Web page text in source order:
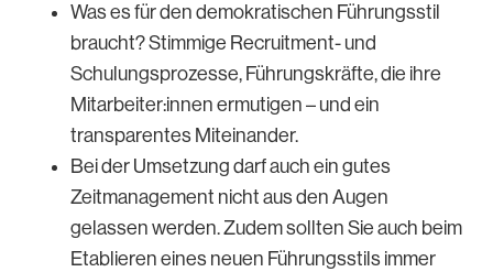
Was es für den demokratischen Führungsstil
braucht? Stimmige Recruitment- und
Schulungsprozesse, Führungskräfte, die ihre
Mitarbeiter:innen ermutigen – und ein
transparentes Miteinander.
Bei der Umsetzung darf auch ein gutes
Zeitmanagement nicht aus den Augen
gelassen werden. Zudem sollten Sie auch beim
Etablieren eines neuen Führungsstils immer